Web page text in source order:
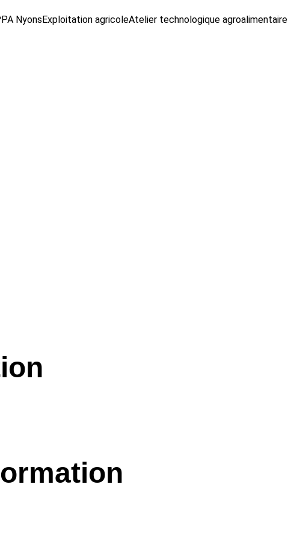
NyonsExploitation agricoleAtelier technologique agroalimentaire